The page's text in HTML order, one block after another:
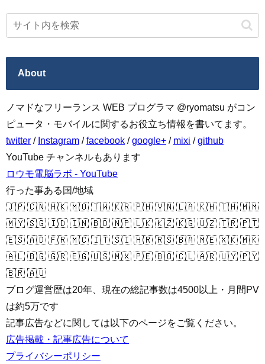
About
ノマドなフリーランス WEB プログラマ @ryomatsu がコン
ピュータ・モバイルに関するお役立ち情報を書いてます。
twitter / Instagram /facebook /google+ / mixi /github
YouTube チャンネルもあります
ロウモ電脳ラボ - YouTube
行った事ある国/地域
🇯🇵 🇨🇳 🇭🇰 🇲🇴 🇹🇼 🇰🇷 🇵🇭 🇻🇳 🇱🇦 🇰🇭 🇹🇭 🇲🇲
🇲🇾 🇸🇬 🇮🇩 🇮🇳 🇧🇩 🇳🇵 🇱🇰 🇰🇿 🇰🇬 🇺🇿 🇹🇷 🇵🇹
🇪🇸 🇦🇩 🇫🇷 🇲🇨 🇮🇹 🇸🇮 🇭🇷 🇷🇸 🇧🇦 🇲🇪 🇽🇰 🇲🇰
🇦🇱 🇧🇬 🇬🇷 🇪🇬 🇺🇸 🇲🇽 🇵🇪 🇧🇴 🇨🇱 🇦🇷 🇺🇾 🇵🇾
🇧🇷 🇦🇺
ブログ運営歴は20年、現在の総記事数は4500以上・月間PV
は約5万です
記事広告などに関しては以下のページをご覧ください。
広告掲載・記事広告について
プライバシーポリシー